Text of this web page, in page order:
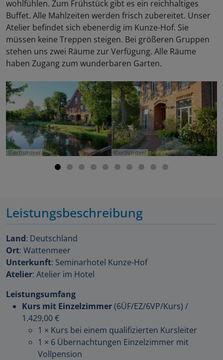
wohlfühlen. Zum Frühstück gibt es ein reichhaltiges
Buffet. Alle Mahlzeiten werden frisch zubereitet. Unser
Atelier befindet sich ebenerdig im Kunze-Hof. Sie
müssen keine Treppen steigen. Bei größeren Gruppen
stehen uns zwei Räume zur Verfügung. Alle Räume
haben Zugang zum wunderbaren Garten.
artistravel artistravel
Leistungsbeschreibung
Land: Deutschland
Ort: Wattenmeer
Unterkunft: Seminarhotel Kunze-Hof
Atelier: Atelier im Hotel
Leistungsumfang
Kurs mit Einzelzimmer(6ÜF/EZ/6VP/Kurs) /
1.429,00 €
1 × Kurs bei einem qualifizierten Kursleiter
1 × 6 Übernachtungen Einzelzimmer mit
Vollpension